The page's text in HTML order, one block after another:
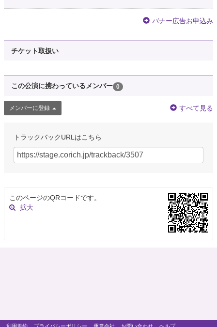
バナー広告お申込み
チケット取扱い
この公演に携わっているメンバー 0
メンバーに登録 すべて見る
トラックバックURLはこちら
このページのQRコードです。
拡大